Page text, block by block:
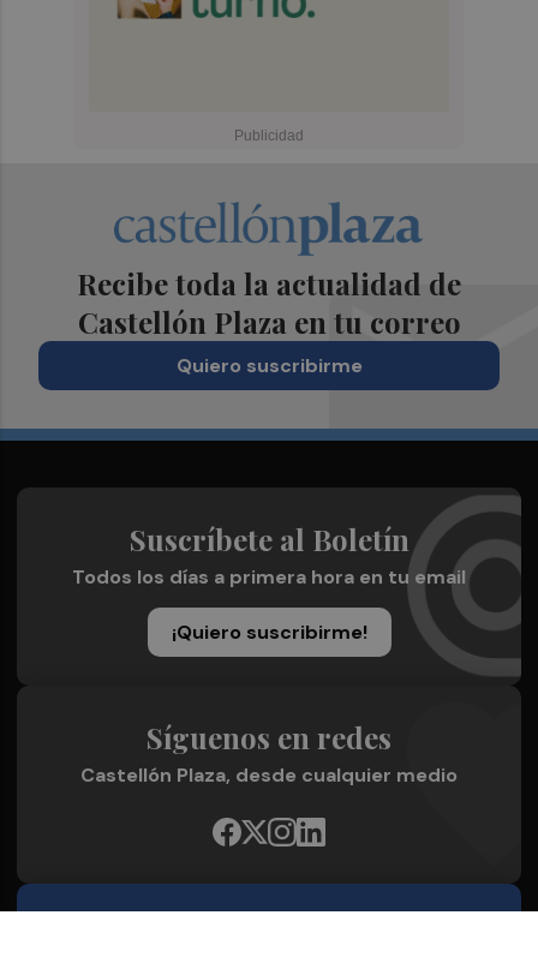
Recibe toda la actualidad de
Castellón Plaza en tu correo
Quiero suscribirme
Suscríbete al Boletín
Todos los días a primera hora en tu email
¡Quiero suscribirme!
Síguenos en redes
Castellón Plaza, desde cualquier medio